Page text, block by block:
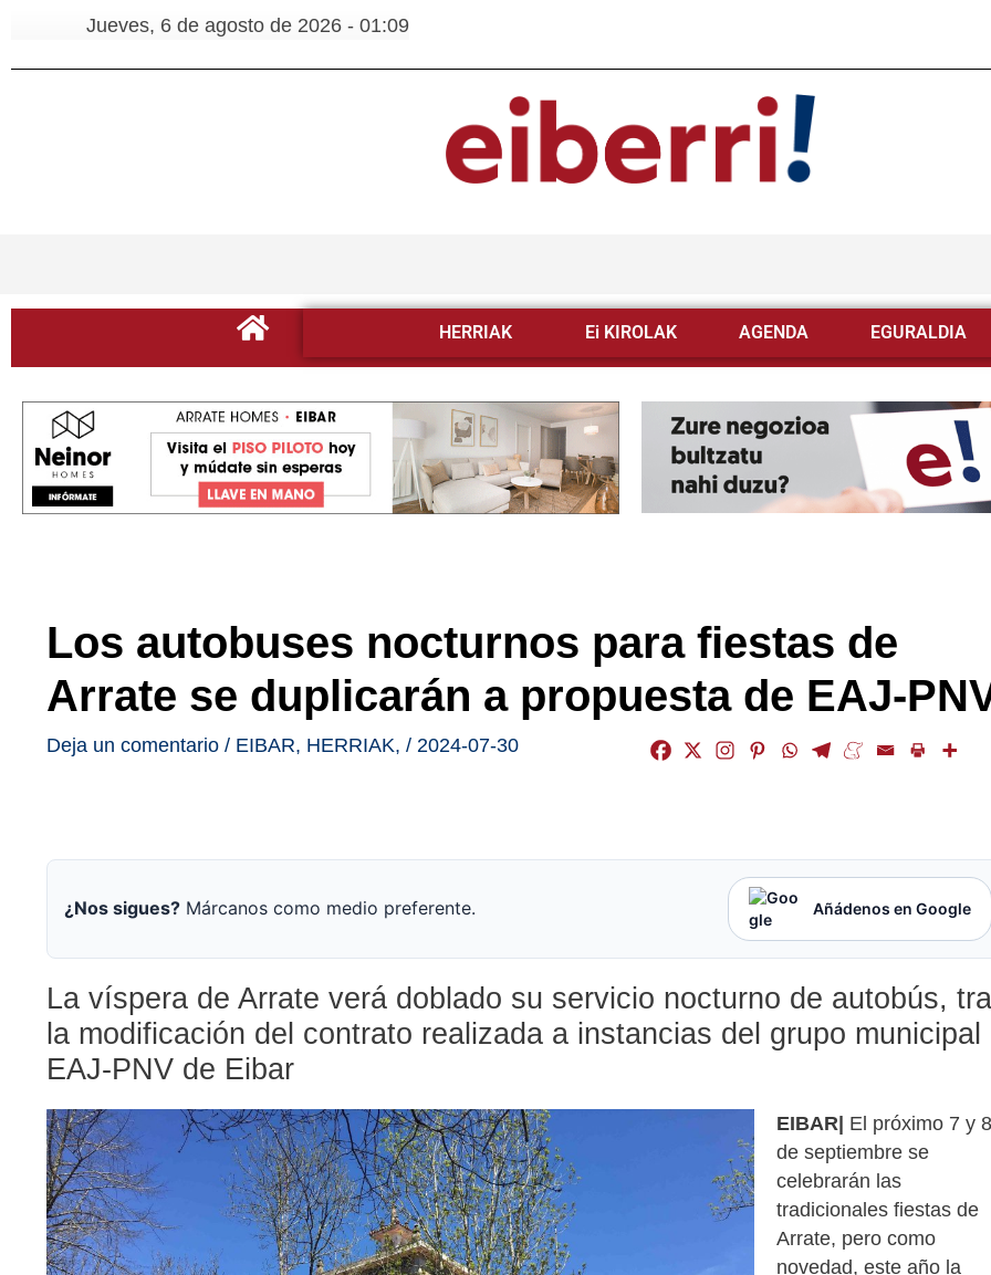
Jueves, 6 de agosto de 2026 - 01:09
HERRIAK Ei KIROLAK AGENDA EGURALDIA
Los autobuses nocturnos para fiestas de
Arrate se duplicarán a propuesta de EAJ-
Deja un comentario / EIBAR, HERRIAK, / 2024-07-30
¿Nos sigues? Márcanos como medio preferente. Añádenos en Google
La víspera de Arrate verá doblado su servicio nocturno de autobús,
la modificación del contrato realizada a instancias del grupo municipal
EAJ-PNV de Eibar
EIBAR| El próximo 7 y 8
de septiembre se
celebrarán las
tradicionales fiestas de
Arrate, pero como
novedad, este año la